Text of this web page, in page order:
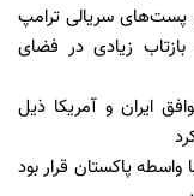
پست‌های سریالی ترامپ
زیادی در فضای
ایران و آمریکا ذیل
پاکستان قرار بود